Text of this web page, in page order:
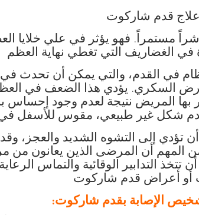
علاج قدم شاركوت
مستمراً. فهو يؤثر في علي خلايا
في الغضاريف التي تغطي نهاية العظم
في القدم، والتي يمكن أن تحدث
السكري. يؤدي هذا الضعف في
المريض نتيجة لعدم وجود إحساس
شكل غير طبيعي، مقوس للأسفل في
تؤدي إلى التشوه الشديد والعجز،
المهم أن المرضى الذين يعانون
التدابير الوقائية والتماس
أو أعراض قدم شاركوت
الإصابة بقدم شاركوت: